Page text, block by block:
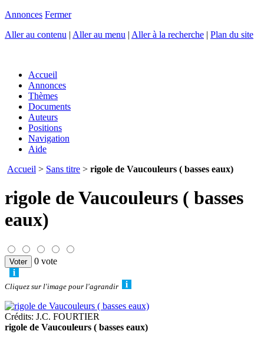
Annonces Fermer
Aller au contenu | Aller au menu | Aller à la recherche | Plan du site
Accueil
Annonces
Thèmes
Documents
Auteurs
Positions
Navigation
Aide
Accueil > Sans titre > rigole de Vaucouleurs ( basses eaux)
rigole de Vaucouleurs ( basses
eaux)
0 vote
Cliquez sur l'image pour l'agrandir
Crédits: J.C. FOURTIER
rigole de Vaucouleurs ( basses eaux)